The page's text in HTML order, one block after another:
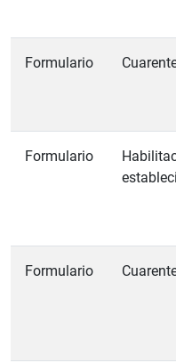
Formulario
Formulario
Formulario